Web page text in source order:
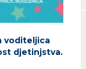
voditeljica
djetinjstva.